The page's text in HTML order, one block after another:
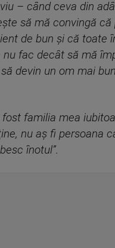
– când ceva din
să mă convingă că
de bun şi că toate
fac decât să mă
devin un om mai
familia mea
nu aş fi persoana
înotul”.